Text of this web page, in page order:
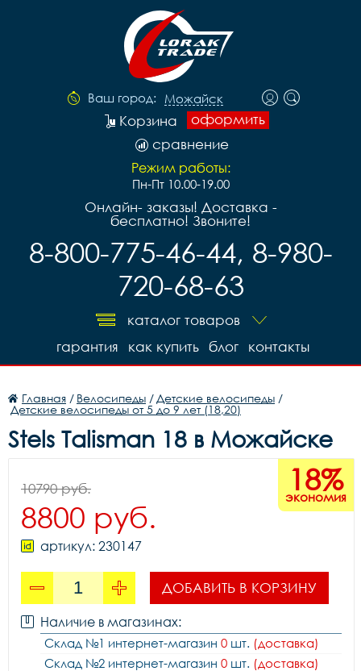
Ваш город: Можайск
оформить
Корзина
сравнение
Режим работы:
Пн-Пт 10.00-19.00
Онлайн- заказы! Доставка -
бесплатно! Звоните!
8-800-775-46-44, 8-980-
720-68-63
каталог товаров
контакты
блог
как купить
гарантия
Главная / Велосипеды / Детские велосипеды /
Детские велосипеды от 5 до 9 лет (18,20)
Stels Talisman 18 в Можайске
18%
экономия
10790 руб.
8800 руб.
артикул: 230147
ДОБАВИТЬ В КОРЗИНУ
Наличие в магазинах:
Склад №1 интернет-магазин 0 шт. (доставка)
Склад №2 интернет-магазин 0 шт. (доставка)